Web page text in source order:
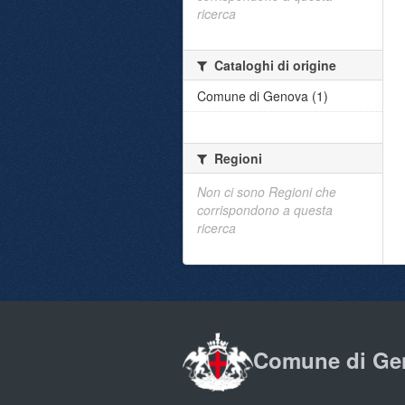
ricerca
Cataloghi di origine
Comune di Genova (1)
Regioni
Non ci sono Regioni che
corrispondono a questa
ricerca
Comune di